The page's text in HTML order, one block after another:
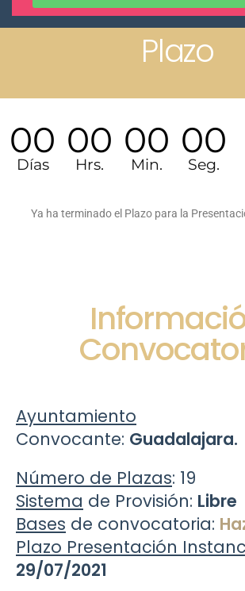
Plazo
00
Días
00
Hrs.
00
Min.
00
Seg.
Ya ha terminado el Plazo para la
Ayuntamiento
Convocante: Guadalajara.
Número de Plazas: 19
Sistema de Provisión: Libre
Bases de convocatoria:
Plazo Presentación
29/07/2021